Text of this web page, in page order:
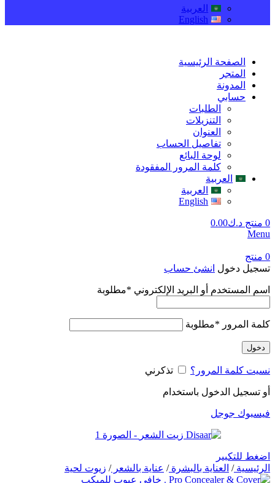
العربية
English
الصفحة الرئيسية
المتجر
المدونة
حسابي
الطلبات
التنزيلات
العنوان
تفاصيل الحساب
لوحة البائع
كلمة المرور المفقودة
العربية
العربية
English
0 منتج د.ك0.00
Menu
0 منتج
تسجيل دخول انشئ حساب
اسم المستخدم أو البريد الإلكتروني *مطلوبة
كلمة المرور *مطلوبة
دخول
نسيت كلمة المرور؟ تذكرني
أو تسجيل الدخول باستخدام
فيسبوك جوجل
اضغط للتكبير
الرئيسية/ العناية بالبشرة/ عناية بالشعر/ زيوت لحية